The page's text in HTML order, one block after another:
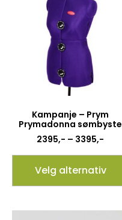
Kampanje – Prym
Prymadonna sømbyste
2395,- – 3395,-
Velg alternativ